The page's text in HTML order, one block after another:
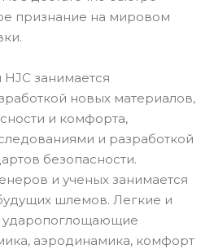
признание на мировом
занимается
новых материалов,
и комфорта,
и разработкой
безопасности.
и ученых занимается
шлемов. Легкие и
ударопоглощающие
аэродинамика, комфорт